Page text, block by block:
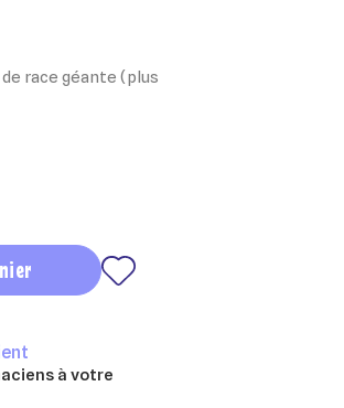
race géante (plus
à votre